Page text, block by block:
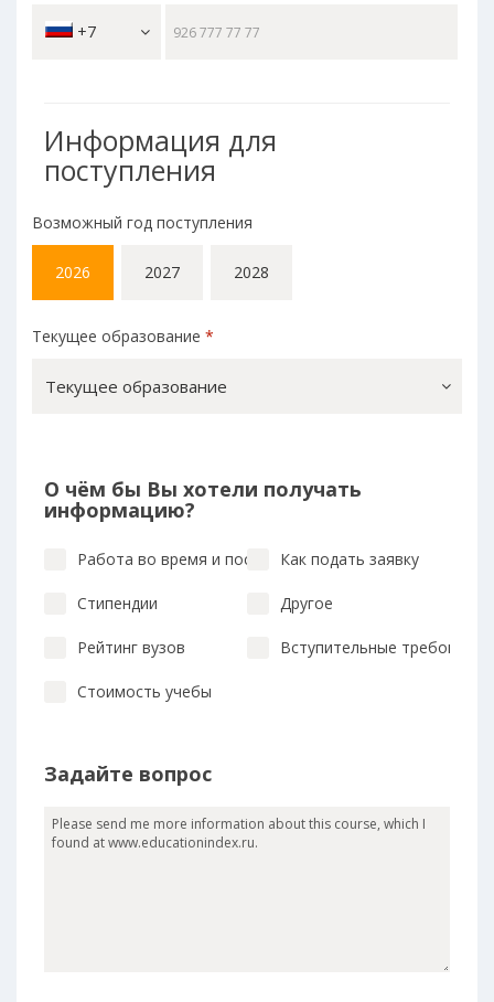
+7
Информация для
поступления
Возможный год поступления
2026 2027 2028
Текущее образование *
Текущее образование
О чём бы Вы хотели получать
информацию?
Работа во время и после учебыКак подать заявку
Стипендии Другое
Рейтинг вузов Вступительные требования
Стоимость учебы
Задайте вопрос